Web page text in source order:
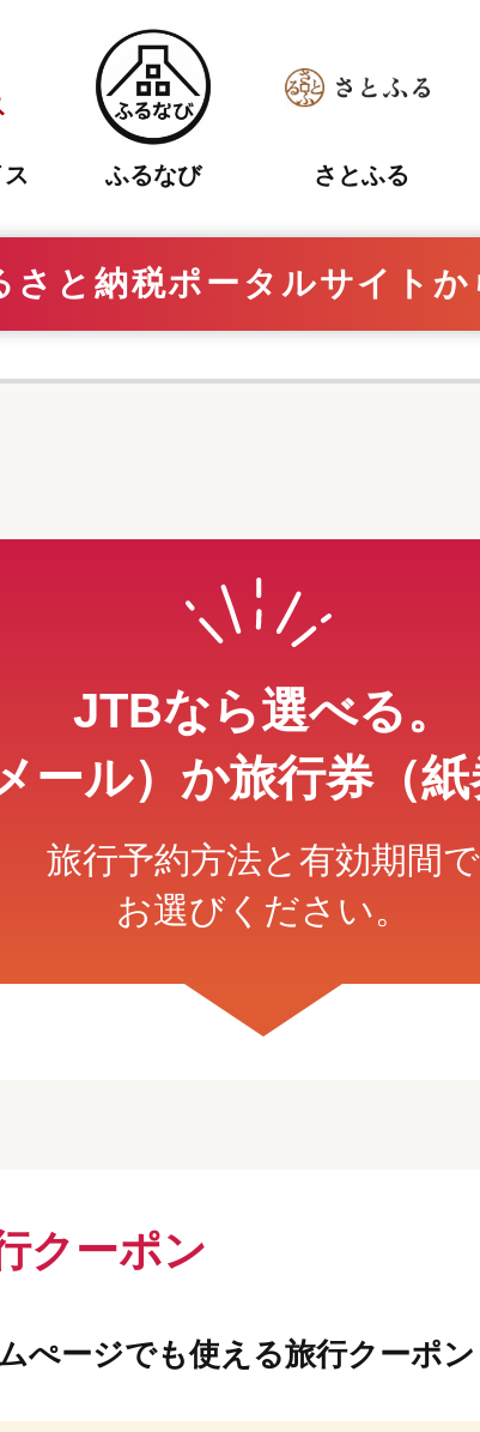
ふるなび さとふる
さと納税ポータルサイト
JTBなら選べる。
ール）か旅行券（
旅行予約方法と有効期間で
お選びください。
クーポン
ぺージでも使える旅行クーポン